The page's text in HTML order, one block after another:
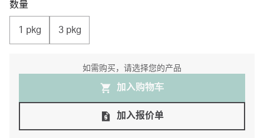
数量
1 pkg 3 pkg
如需购买，请选择您的产品
加入购物⻋
加入报价单